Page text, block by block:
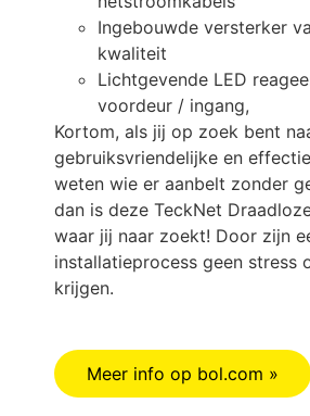
Ingebouwde versterker
kwaliteit
Lichtgevende LED
voordeur / ingang,
Kortom, als jij op zoek bent
gebruiksvriendelijke en
weten wie er aanbelt zonder
dan is deze TeckNet
waar jij naar zoekt! Door zijn
installatieprocess geen stress
krijgen.
Meer info op bol.com »